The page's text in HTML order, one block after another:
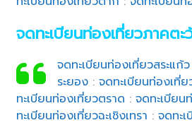
จดทะเบียนท่องเที่ยวภาคต
จดทะเบียนท่องเที่ยวสระแก้ว
ระยอง: จดทะเบียนท่องเที่
ทะเบียนท่องเที่ยวตราด :จดทะเบียน
ทะเบียนท่องเที่ยวฉะเชิงเทรา :จดทะ